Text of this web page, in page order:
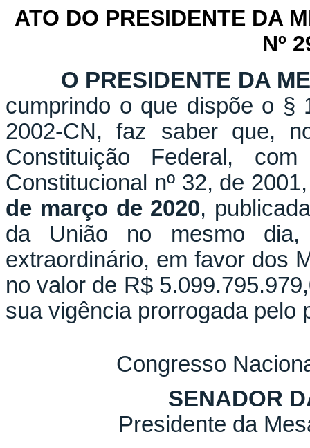
ATO DO PRESIDENTE DA
Nº
O PRESIDENTE DA
cumprindo o que dispõe o §
2002-CN, faz saber que,
Constituição Federal,
Constitucional nº 32, de
de março de 2020,
da União no mesmo
extraordinário, em favor dos
no valor de R$
sua vigência prorrogada pelo
Congresso
SENADOR
Presidente da